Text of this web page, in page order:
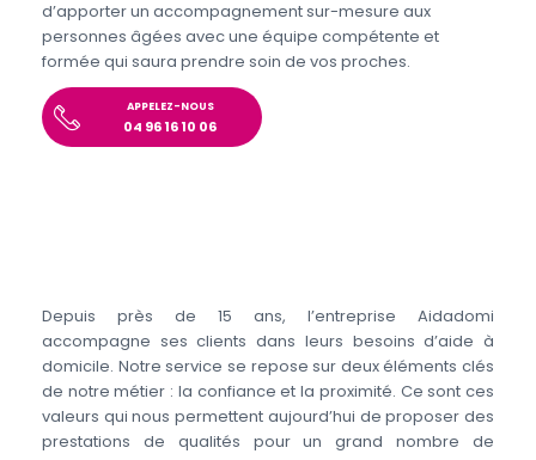
d’apporter un accompagnement sur-mesure aux
personnes âgées avec une équipe compétente et
formée qui saura prendre soin de vos proches.
APPELEZ-NOUS
04 96 16 10 06
Depuis près de 15 ans, l’entreprise Aidadomi
accompagne ses clients dans leurs besoins d’aide à
domicile. Notre service se repose sur deux éléments clés
de notre métier : la confiance et la proximité. Ce sont ces
valeurs qui nous permettent aujourd’hui de proposer des
prestations de qualités pour un grand nombre de